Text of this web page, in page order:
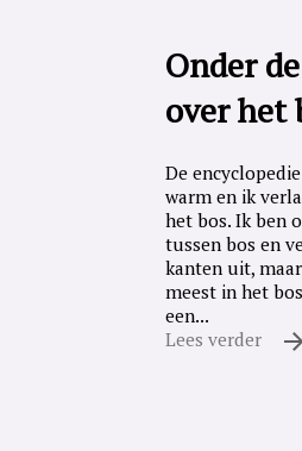
Onder
over het
De
warm en ik
het bos. Ik ben
tussen bos en
kanten uit,
meest in het
een...
Lees verder